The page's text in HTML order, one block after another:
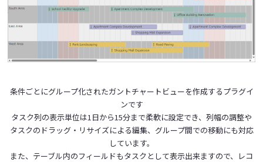
条件ごとにグループ化されたガントチャートビューを作成するプラグイ
ンです
タスク列の表示単位は1日から15分まで柔軟に設定でき、列幅の調整や
タスクのドラッグ・リサイズによる編集、グループ間での移動にも対応
しています。
また、テーブル内のフィールドもタスクとして表示出来ますので、レコ